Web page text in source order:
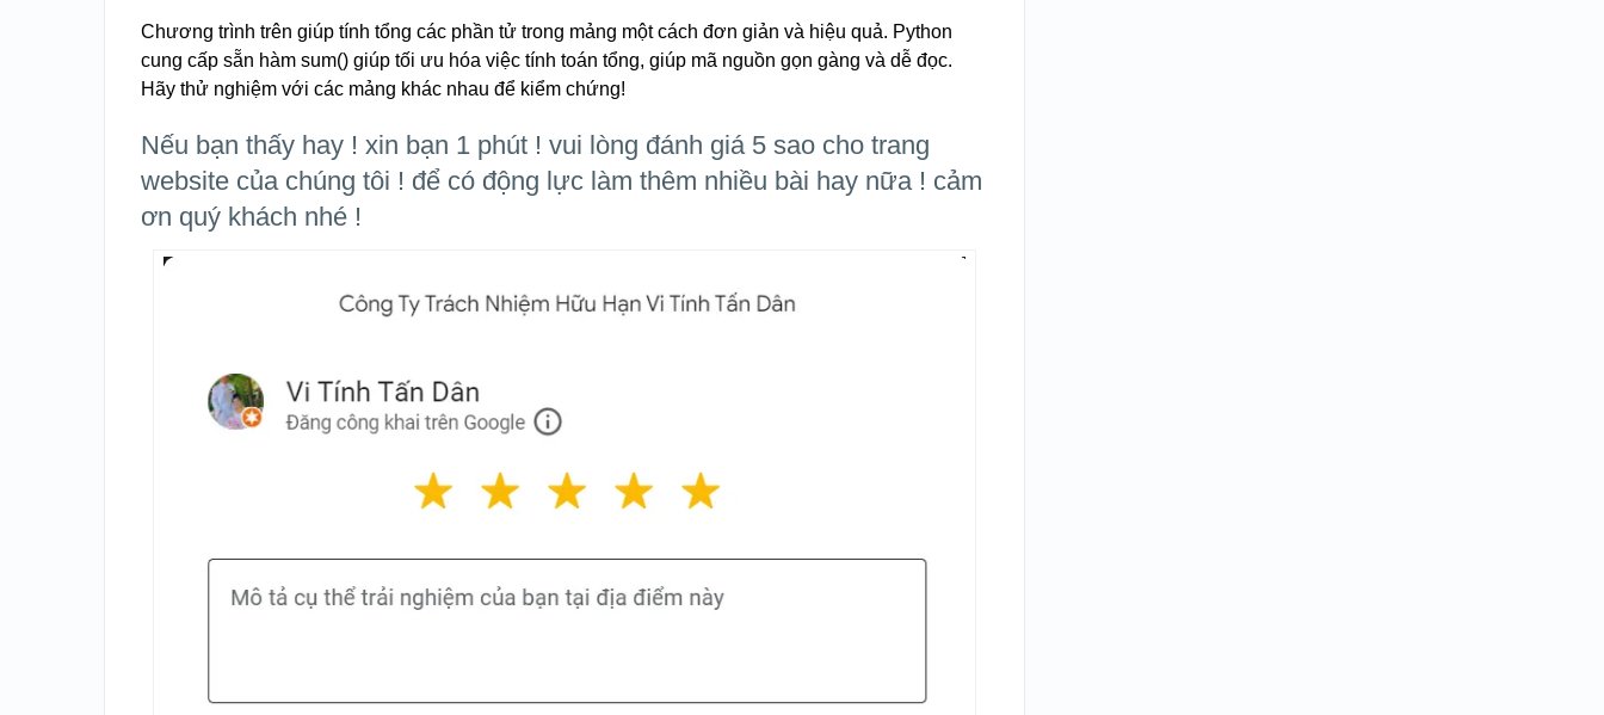
Chương trình trên giúp tính tổng các phần tử trong mảng một cách đơn giản và hiệu quả. Python
cung cấp sẵn hàm sum() giúp tối ưu hóa việc tính toán tổng, giúp mã nguồn gọn gàng và dễ đọc.
Hãy thử nghiệm với các mảng khác nhau để kiểm chứng!
Nếu bạn thấy hay ! xin bạn 1 phút ! vui lòng đánh giá 5 sao cho trang
website của chúng tôi ! để có động lực làm thêm nhiều bài hay nữa ! cảm
ơn quý khách nhé !